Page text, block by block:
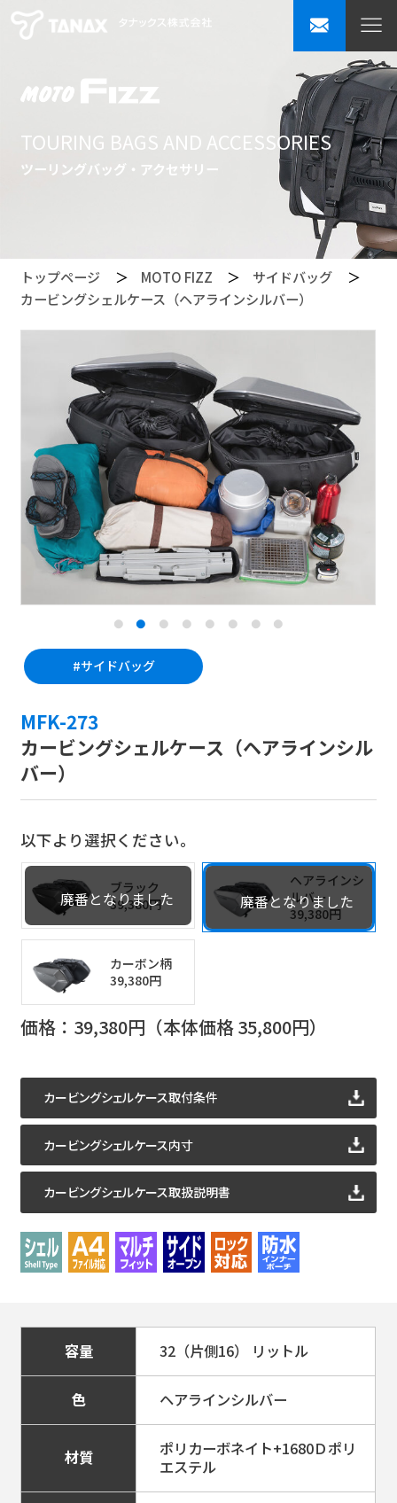
TOURING BAGS AND ACCESSORIES
ツーリングバッグ・アクセサリー
トップページ MOTO FIZZ
サイドバッグ
カービングシェルケース（ヘアラインシルバー）
#サイドバッグ
カービングシェルケース（ブラック）
以下より選択ください。
ブラック
39,380円
39,380円
カーボン柄
39,380円
価格：39,380円（本体価格
カービングシェルケース内寸
カービングシェルケース取扱説明書
#サイドバッグ
MFK-273
カービングシェルケース（ヘアラインシル
バー）
以下より選択ください。
ブラック
39,380円
ヘアラインシ
ルバー
39,380円
カーボン柄
39,380円
価格： 39,380円（本体価格35,800円）
カービングシェルケース取付条件
カービングシェルケース内寸
カービングシェルケース取扱説明書
容量 32（片側16） リットル
色 ヘアラインシルバー
材質
ポリカーボネイト+1680Ｄポリ
エステル